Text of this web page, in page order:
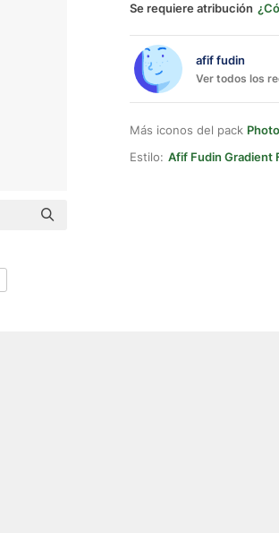
Se requiere atribución
afif fudin
Ver todos los
Más iconos del pack
Estilo: Afif Fudin Gradient